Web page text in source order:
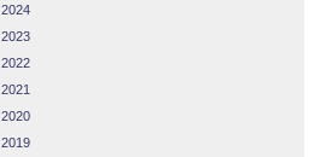
2024
2023
2022
2021
2020
2019